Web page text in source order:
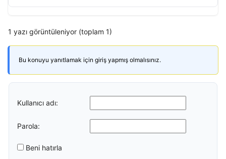
1 yazı görüntüleniyor (toplam 1)
Bu konuyu yanıtlamak için giriş yapmış olmalısınız.
Kullanıcı adı:
Parola:
Beni hatırla